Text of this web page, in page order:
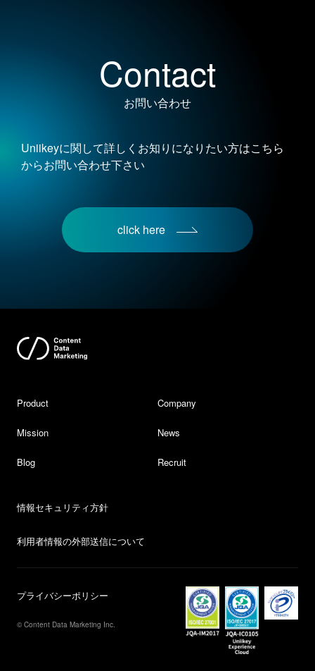
Contact
お問い合わせ
Uniikeyに関して詳しくお知りになりたい方はこちら
からお問い合わせ下さい
click here
Product Company
Mission News
Blog Recruit
情報セキュリティ方針
利用者情報の外部送信について
プライバシーポリシー
© Content Data Marketing Inc.